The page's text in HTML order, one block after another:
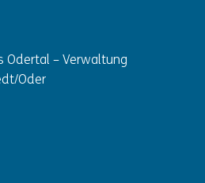
Odertal – Verwaltung
Oder